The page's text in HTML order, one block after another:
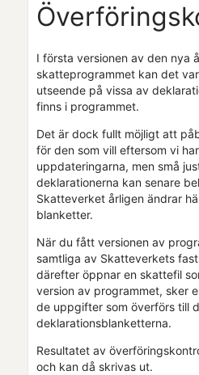
I första versionen av den nya
skatteprogrammet kan det
utseende på vissa av
finns i programmet.
Det är dock fullt möjligt att
för den som vill eftersom vi
uppdateringarna, men små
deklarationerna kan senare
Skatteverket årligen ändrar
blanketter.
När du fått versionen av
samtliga av Skatteverkets
därefter öppnar en skattefil
version av programmet, sker
de uppgifter som överförs till
deklarationsblanketterna.
Resultatet av
och kan då skrivas ut.